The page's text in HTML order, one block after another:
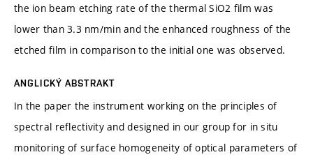
the ion beam etching rate of the thermal SiO2 film was
lower than 3.3 nm/min and the enhanced roughness of the
etched film in comparison to the initial one was observed.
ANGLICKÝ ABSTRAKT
In the paper the instrument working on the principles of
spectral reflectivity and designed in our group for in situ
monitoring of surface homogeneity of optical parameters of